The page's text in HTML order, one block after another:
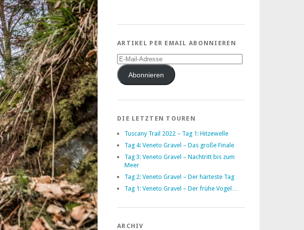
ARTIKEL PER EMAIL ABONNIEREN
E-
Mail-
AdresseAbonnieren
DIE LETZTEN TOUREN
Tuscany Trail 2022 – Tag 1: Hitzewelle
Tag 4: Veneto Gravel – Das große Finale
Tag 3: Veneto Gravel – Nachtritt bis zum
Meer
Tag 2: Veneto Gravel – Der härteste Tag
Tag 1: Veneto Gravel – Der frühe Vogel…
ARCHIV